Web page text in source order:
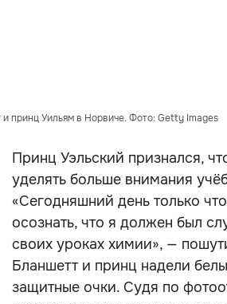
принц Уильям в Норвиче. Фото: Getty Images
Принц Уэльский признался,
уделять больше внимания
«Сегодняшний день только
осознать, что я должен был
своих уроках химии», —
Бланшетт и принц надели
защитные очки. Судя по